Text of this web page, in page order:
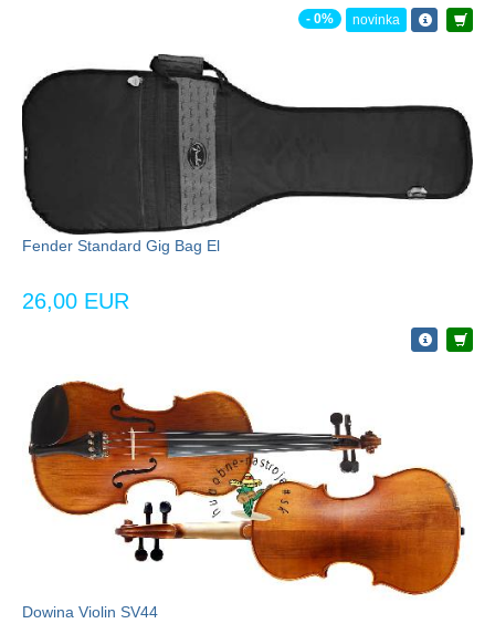
- 0% novinka
Fender Standard Gig Bag El
26,00 EUR
Dowina Violin SV44